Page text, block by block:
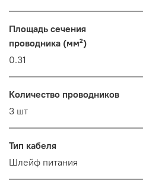
Площадь сечения
проводника (мм²)
0.31
Количество проводников
3 шт
Тип кабеля
Шлейф питания